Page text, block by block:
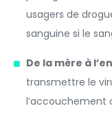
usagers de
sanguine si le
De la mère à
transmettre le
l’accouchement